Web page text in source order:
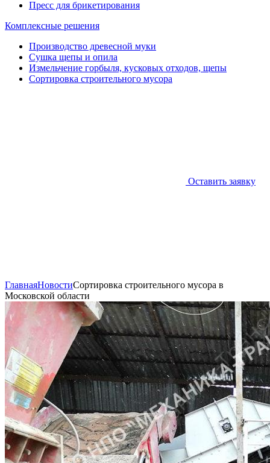
Пресс для брикетирования
Комплексные решения
Производство древесной муки
Сушка щепы и опила
Измельчение горбыля, кусковых отходов, щепы
Сортировка строительного мусора
Оставить заявку
ГлавнаяНовостиСортировка строительного мусора в
Московской области